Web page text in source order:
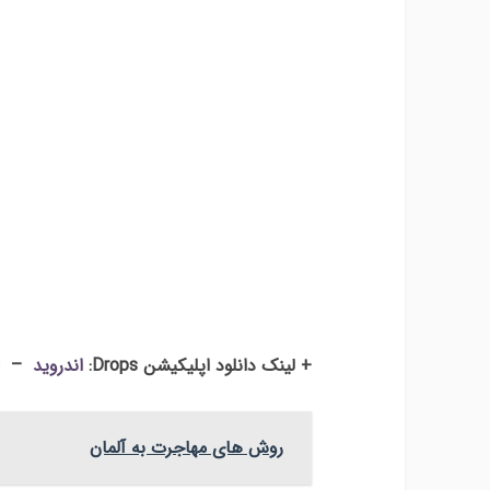
+ لینک دانلود اپلیکیشن Drops: اندروید –
روش های مهاجرت به آلمان